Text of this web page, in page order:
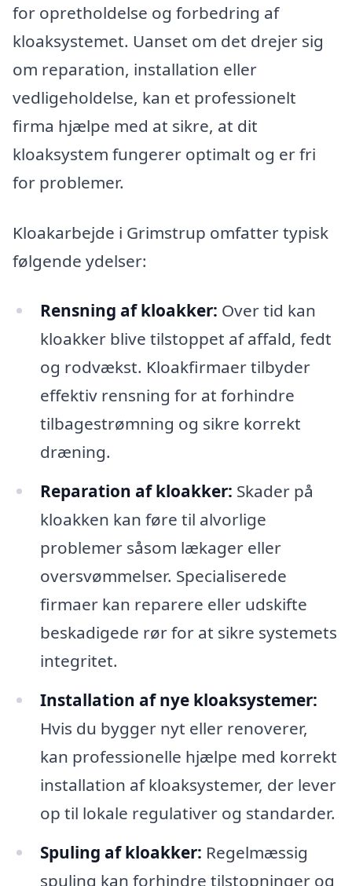
for opretholdelse og forbedring af
kloaksystemet. Uanset om det drejer sig
om reparation, installation eller
vedligeholdelse, kan et professionelt
firma hjælpe med at sikre, at dit
kloaksystem fungerer optimalt og er fri
for problemer.
Kloakarbejde i Grimstrup omfatter typisk
følgende ydelser:
Rensning af kloakker: Over tid kan
kloakker blive tilstoppet af affald, fedt
og rodvækst. Kloakfirmaer tilbyder
effektiv rensning for at forhindre
tilbagestrømning og sikre korrekt
dræning.
Reparation af kloakker: Skader på
kloakken kan føre til alvorlige
problemer såsom lækager eller
oversvømmelser. Specialiserede
firmaer kan reparere eller udskifte
beskadigede rør for at sikre systemets
integritet.
Installation af nye kloaksystemer:
Hvis du bygger nyt eller renoverer,
kan professionelle hjælpe med korrekt
installation af kloaksystemer, der lever
op til lokale regulativer og standarder.
Spuling af kloakker: Regelmæssig
spuling kan forhindre tilstopninger og